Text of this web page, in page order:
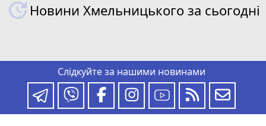
Новини Хмельницького за сьогодні
Слідкуйте за нашими новинами